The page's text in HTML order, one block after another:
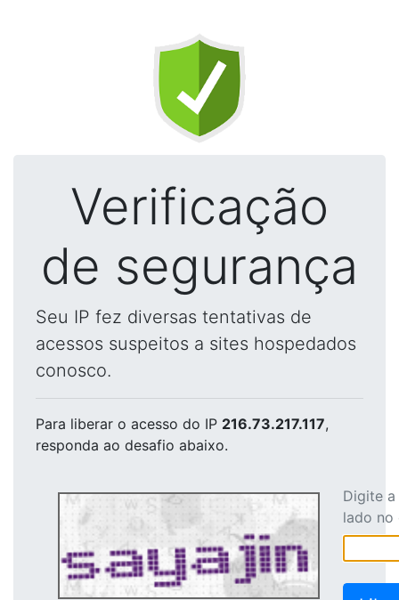
Verificação
de segurança
Seu IP fez diversas tentativas de
acessos suspeitos a sites hospedados
conosco.
Para liberar o acesso do IP 216.73.217.117,
responda ao desafio abaixo.
Digite
lado no